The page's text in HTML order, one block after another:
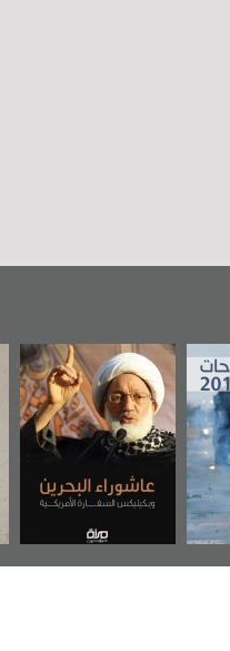
عاشوراء البحرين...
ويكيليكس السفارة
الأمريكية